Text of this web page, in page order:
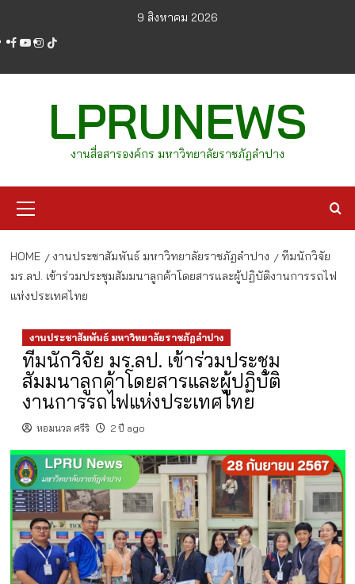
content
9 สิงหาคม 2026
facebook
youtube
instagram
tiktok
LPRUNEWS
งานสื่อสารองค์กร มหาวิทยาลัยราชภัฏลำปาง
Menu
HOME งานประชาสัมพันธ์ มหาวิทยาลัยราชภัฏลำปาง
ทีมนักวิจัย
มร.ลป. เข้าร่วมประชุมสัมมนาลูกค้าโดยสารและผู้ปฏิบัติงานการรถไฟ
แห่งประเทศไทย
งานประชาสัมพันธ์ มหาวิทยาลัยราชภัฏลำปาง
ทีมนักวิจัย มร.ลป. เข้าร่วมประชุม
สัมมนาลูกค้าโดยสารและผู้ปฏิบัติ
งานการรถไฟแห่งประเทศไทย
หอมนวล ศรีริ 2 ปี ago